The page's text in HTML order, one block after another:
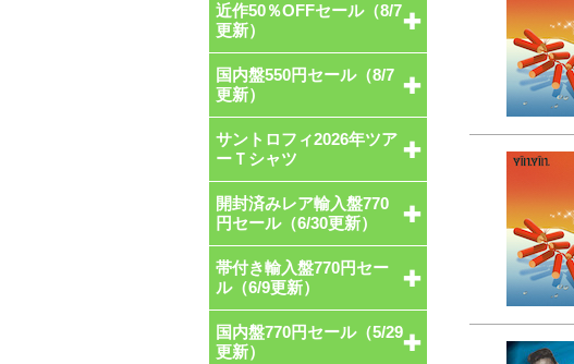
近作50％OFFセール（8/7
更新）
国内盤550円セール（8/7
更新）
サントロフィ2026年ツア
ーＴシャツ
開封済みレア輸入盤770
円セール（6/30更新）
帯付き輸入盤770円セー
ル（6/9更新）
国内盤770円セール（5/29
更新）